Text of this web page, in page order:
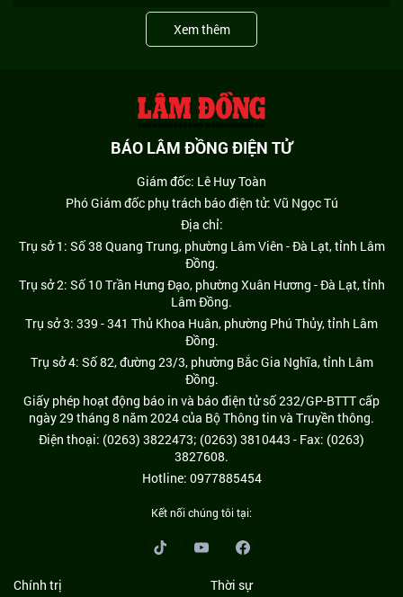
Xem thêm
BÁO LÂM ĐỒNG ĐIỆN TỬ
Giám đốc: Lê Huy Toàn
Phó Giám đốc phụ trách báo điện tử: Vũ Ngọc Tú
Địa chỉ:
Trụ sở 1: Số 38 Quang Trung, phường Lâm Viên - Đà Lạt, tỉnh Lâm
Đồng.
Trụ sở 2: Số 10 Trần Hưng Đạo, phường Xuân Hương - Đà Lạt, tỉnh
Lâm Đồng.
Trụ sở 3: 339 - 341 Thủ Khoa Huân, phường Phú Thủy, tỉnh Lâm
Đồng.
Trụ sở 4: Số 82, đường 23/3, phường Bắc Gia Nghĩa, tỉnh Lâm
Đồng.
Giấy phép hoạt động báo in và báo điện tử số 232/GP-BTTT cấp
ngày 29 tháng 8 năm 2024 của Bộ Thông tin và Truyền thông.
Điện thoại: (0263) 3822473; (0263) 3810443 - Fax: (0263)
3827608.
Hotline: 0977885454
Kết nối chúng tôi tại:
Chính trị Thời sự